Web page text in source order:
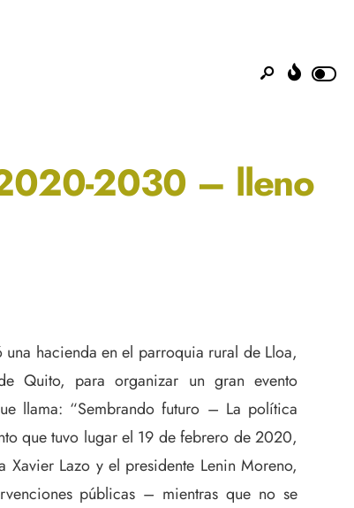
2030 – lleno
hacienda en el parroquia rural de Lloa,
Quito, para organizar un gran evento
llama: “Sembrando futuro – La política
que tuvo lugar el 19 de febrero de 2020,
Lazo y el presidente Lenin Moreno,
públicas – mientras que no se